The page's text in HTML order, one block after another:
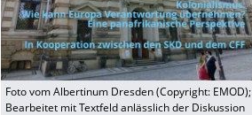
Foto vom Albertinum Dresden (Copyright: EMOD);
Bearbeitet mit Textfeld anlässlich der Diskussion